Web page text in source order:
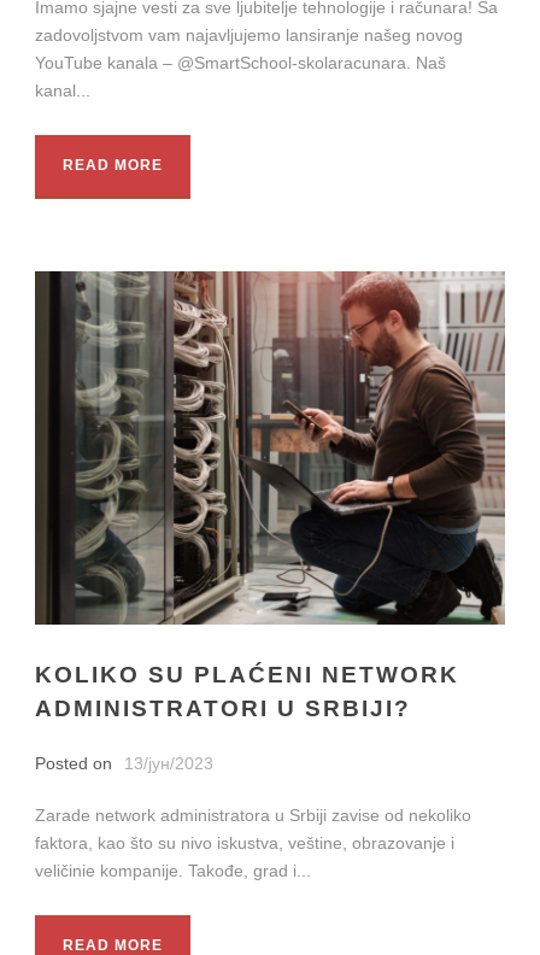
Imamo sjajne vesti za sve ljubitelje tehnologije i računara! Sa
zadovoljstvom vam najavljujemo lansiranje našeg novog
YouTube kanala – @SmartSchool-skolaracunara. Naš
kanal...
READ MORE
KOLIKO SU PLAĆENI NETWORK
ADMINISTRATORI U SRBIJI?
Posted on 13/јун/2023
Zarade network administratora u Srbiji zavise od nekoliko
faktora, kao što su nivo iskustva, veštine, obrazovanje i
veličinie kompanije. Takođe, grad i...
READ MORE